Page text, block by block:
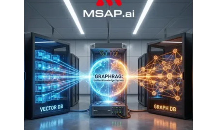
이벤트 & 세미나
블로그
자료실
기술지원